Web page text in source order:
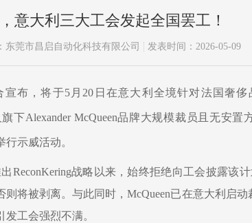
意大利三大工会发起全国罢工！
东莞市昌启自动化科技有限公司 发表时间：2026-05-09
宣布，将于5月20日在意大利全境针对法国奢侈
下Alexander McQueen品牌大规模裁员且无安置
示威活动。
ReconKering战略以来，始终拒绝向工会披露该
则将被剥离。与此同时，McQueen已在意大利启
工会强烈不满。